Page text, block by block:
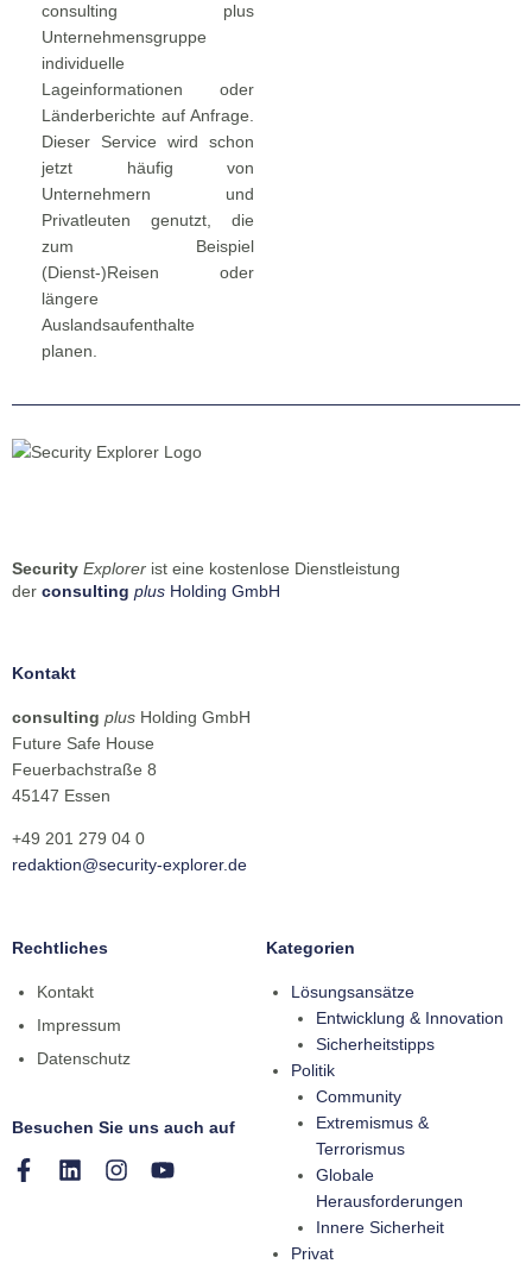
consulting plus
Unternehmensgruppe
individuelle
Lageinformationen oder
Länderberichte auf Anfrage.
Dieser Service wird schon
jetzt häufig von
Unternehmern und
Privatleuten genutzt, die
zum Beispiel
(Dienst-)Reisen oder
längere
Auslandsaufenthalte
planen.
Security Explorer ist eine kostenlose Dienstleistung
der consulting plus Holding GmbH
Kontakt
consulting plus Holding GmbH
Future Safe House
Feuerbachstraße 8
45147 Essen
+49 201 279 04 0
redaktion@security-explorer.de
Rechtliches
Kontakt
Impressum
Datenschutz
Besuchen Sie uns auch auf
Kategorien
Lösungsansätze
Entwicklung & Innovation
Sicherheitstipps
Politik
Community
Extremismus &
Terrorismus
Globale
Herausforderungen
Innere Sicherheit
Privat